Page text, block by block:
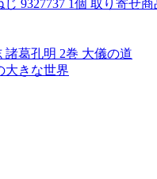
9327737 1個 取り寄せ商
葛孔明 2巻 大儀の道
大きな世界